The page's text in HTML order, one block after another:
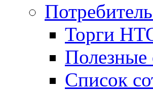
Торги
Полезные
Список